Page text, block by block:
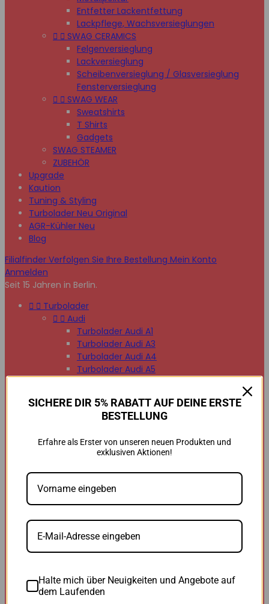
Entfetter Lackentfettung
Lackpflege, Wachsversieglungen
  SWAG CERAMICS
Felgenversieglung
Lackversieglung
Scheibenversieglung / Glasversieglung
Fensterversieglung
  SWAG WEAR
Sweatshirts
T Shirts
Gadgets
SWAG STEAMER
ZUBEHÖR
Upgrade
Kaution
Tuning & Styling
Turbolader Neu Original
AGR-Kühler Neu
Blog
Filialfinder Verfolgen Sie Ihre Bestellung Mein Konto
Anmelden
Seit 15 Jahren in Berlin.
  Turbolader
  Audi
Turbolader Audi A1
Turbolader Audi A3
Turbolader Audi A4
Turbolader Audi A5
Turbolader Audi A8
Turbolader Audi Q2
Turbolader Audi Q5
Turbolader Audi Q7
Turbolader Audi TT
BMW
BMW B47
BMW M47
BMW M57
BMW N47
BMW 118d
BMW 120d
SICHERE DIR 5% RABATT AUF DEINE ERSTE
BESTELLUNG
Erfahre als Erster von unseren neuen Produkten und
exklusiven Aktionen!
Halte mich über Neuigkeiten und Angebote auf
dem Laufenden